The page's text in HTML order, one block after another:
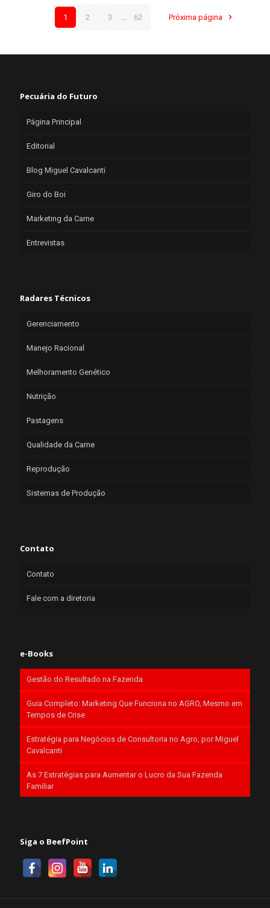
1 2 3 62 Próxima página
Pecuária do Futuro
Página Principal
Editorial
Blog Miguel Cavalcanti
Giro do Boi
Marketing da Carne
Entrevistas
Radares Técnicos
Gerenciamento
Manejo Racional
Melhoramento Genético
Nutrição
Pastagens
Qualidade da Carne
Reprodução
Sistemas de Produção
Contato
Contato
Fale com a diretoria
e-Books
Gestão do Resultado na Fazenda
Guia Completo: Marketing Que Funciona no AGRO, Mesmo em
Tempos de Crise
Estratégia para Negócios de Consultoria no Agro, por Miguel
Cavalcanti
As 7 Estratégias para Aumentar o Lucro da Sua Fazenda
Familiar
Siga o BeefPoint